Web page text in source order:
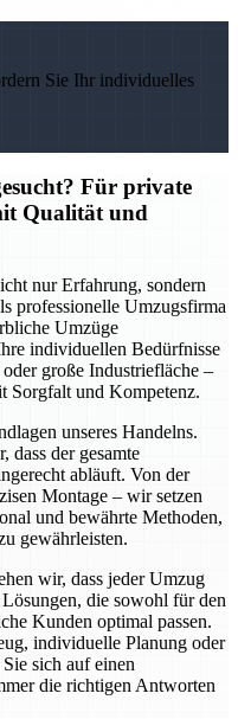
Sie Ihr individuelles
Für private
Qualität und
nur Erfahrung, sondern
professionelle Umzugsfirma
Umzüge
individuellen Bedürfnisse
große Industriefläche –
Sorgfalt und Kompetenz.
unseres Handelns.
dass der gesamte
abläuft. Von der
Montage – wir setzen
und bewährte Methoden,
gewährleisten.
wir, dass jeder Umzug
die sowohl für den
Kunden optimal passen.
individuelle Planung oder
sich auf einen
die richtigen Antworten